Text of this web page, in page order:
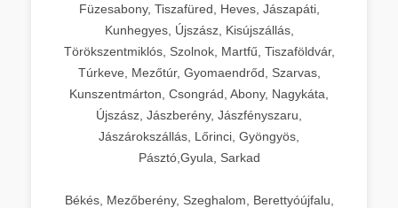
Füzesabony, Tiszafüred, Heves, Jászapáti,
Kunhegyes, Újszász, Kisújszállás,
Törökszentmiklós, Szolnok, Martfű, Tiszaföldvár,
Túrkeve, Mezőtúr, Gyomaendrőd, Szarvas,
Kunszentmárton, Csongrád, Abony, Nagykáta,
Újszász, Jászberény, Jászfényszaru,
Jászárokszállás, Lőrinci, Gyöngyös,
Pásztó,Gyula, Sarkad
Békés, Mezőberény, Szeghalom, Berettyóújfalu,